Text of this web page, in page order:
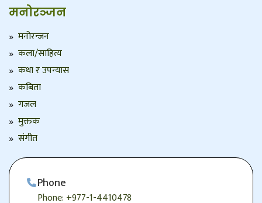
मनोरञ्जन
मनोरन्जन
कला/साहित्य
कथा र उपन्यास
कबिता
गजल
मुक्तक
संगीत
Phone
Phone: +977-1-4410478